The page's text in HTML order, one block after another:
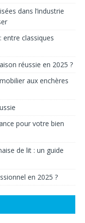
dans l’industrie
entre classiques
réussie en 2025 ?
aux enchères
pour votre bien
de lit : un guide
en 2025 ?